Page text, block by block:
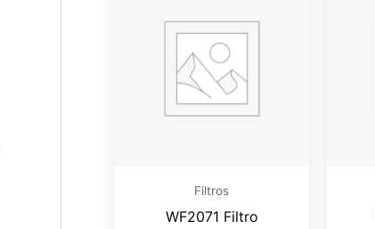
Filtros
WF2071 Filtro